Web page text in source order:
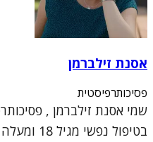
אסנת זילברמן
פסיכותרפיסטית
שמי אסנת זילברמן ,
בטיפול